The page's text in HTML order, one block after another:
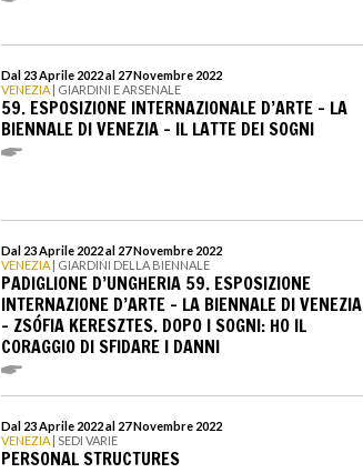
Dal 23 Aprile 2022 al 27 Novembre 2022
VENEZIA | GIARDINI E ARSENALE
59. ESPOSIZIONE INTERNAZIONALE D’ARTE - LA
BIENNALE DI VENEZIA - IL LATTE DEI SOGNI
Dal 23 Aprile 2022 al 27 Novembre 2022
VENEZIA | GIARDINI DELLA BIENNALE
PADIGLIONE D’UNGHERIA 59. ESPOSIZIONE
INTERNAZIONE D’ARTE – LA BIENNALE DI VENEZIA
- ZSÓFIA KERESZTES. DOPO I SOGNI: HO IL
CORAGGIO DI SFIDARE I DANNI
Dal 23 Aprile 2022 al 27 Novembre 2022
VENEZIA | SEDI VARIE
PERSONAL STRUCTURES